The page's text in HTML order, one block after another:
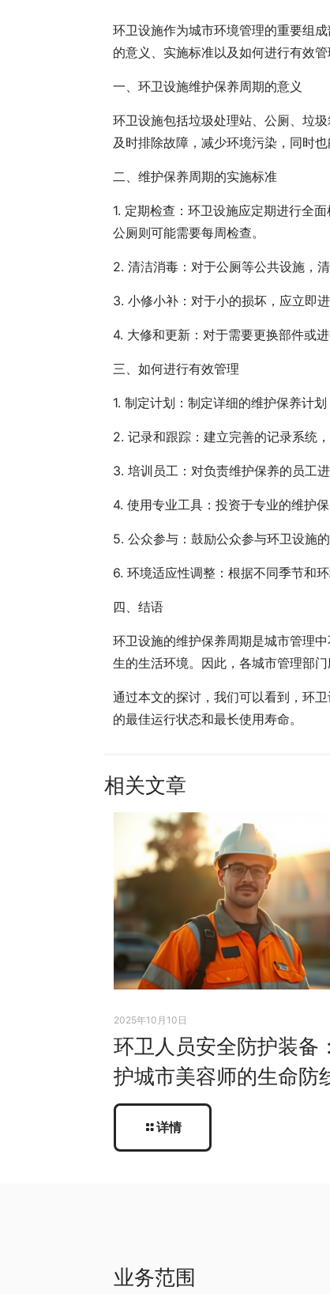
环卫设施作为城市环境管理的重要组
的意义、实施标准以及如何进行有效管
一、环卫设施维护保养周期的意义
环卫设施包括垃圾处理站、公厕、垃
及时排除故障，减少环境污染，同时
二、维护保养周期的实施标准
1. 定期检查：环卫设施应定期进行全
公厕则可能需要每周检查。
2. 清洁消毒：对于公厕等公共设施，
3. 小修小补：对于小的损坏，应立即
4. 大修和更新：对于需要更换部件或
三、如何进行有效管理
1. 制定计划：制定详细的维护保养计
2. 记录和跟踪：建立完善的记录系统
3. 培训员工：对负责维护保养的员工
4. 使用专业工具：投资于专业的维护
5. 公众参与：鼓励公众参与环卫设施
6. 环境适应性调整：根据不同季节和
四、结语
环卫设施的维护保养周期是城市管理
生的生活环境。因此，各城市管理部
通过本文的探讨，我们可以看到，环
的最佳运行状态和最长使用寿命。
相关文章
2025年10月10日
环卫人员安全防护装备
护城市美容师的生命防
详情
业务范围